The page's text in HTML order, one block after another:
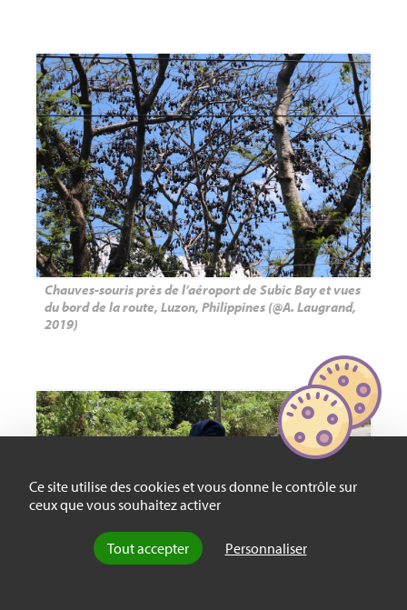
Ce site utilise des cookies et vous donne le contrôle sur
ceux que vous souhaitez activer
Tout accepter Personnaliser
Chauves-souris près de l’aéroport de Subic Bay et vues
du bord de la route, Luzon, Philippines (@A. Laugrand,
2019)